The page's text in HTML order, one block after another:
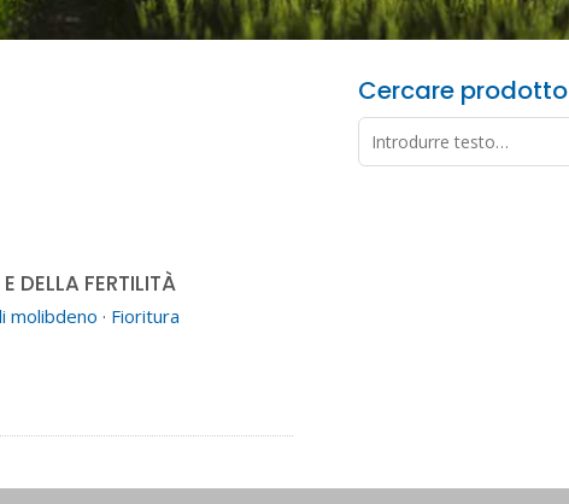
DELLA FERTILITÀ
molibdeno · Fioritura
Cercare prodotto